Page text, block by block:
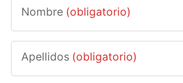
Nombre (obligatorio)
Apellidos (obligatorio)